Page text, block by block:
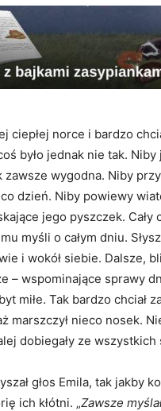
ciepłej norce i bardzo
było jednak nie tak. Niby
zawsze wygodna. Niby
dzień. Niby powiewy
jego pyszczek. Cały
myśli o całym dniu.
i wokół siebie. Dalsze,
– wspominające sprawy
miłe. Tak bardzo chciał
marszczył nieco nosek.
dobiegały ze wszystkich
głos Emila, tak jakby
ich kłótni. „Zawsze